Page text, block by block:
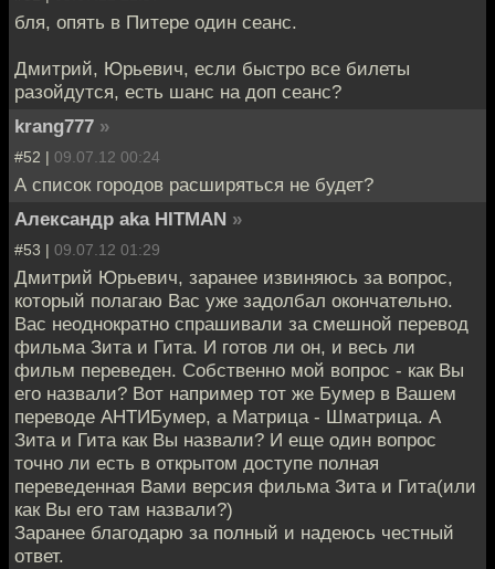
бля, опять в Питере один сеанс.
Дмитрий, Юрьевич, если быстро все билеты
разойдутся, есть шанс на доп сеанс?
krang777 »
#52 | 09.07.12 00:24
А список городов расширяться не будет?
Александр aka HITMAN »
#53 | 09.07.12 01:29
Дмитрий Юрьевич, заранее извиняюсь за вопрос,
который полагаю Вас уже задолбал окончательно.
Вас неоднократно спрашивали за смешной перевод
фильма Зита и Гита. И готов ли он, и весь ли
фильм переведен. Собственно мой вопрос - как Вы
его назвали? Вот например тот же Бумер в Вашем
переводе АНТИБумер, а Матрица - Шматрица. А
Зита и Гита как Вы назвали? И еще один вопрос
точно ли есть в открытом доступе полная
переведенная Вами версия фильма Зита и Гита(или
как Вы его там назвали?)
Заранее благодарю за полный и надеюсь честный
ответ.